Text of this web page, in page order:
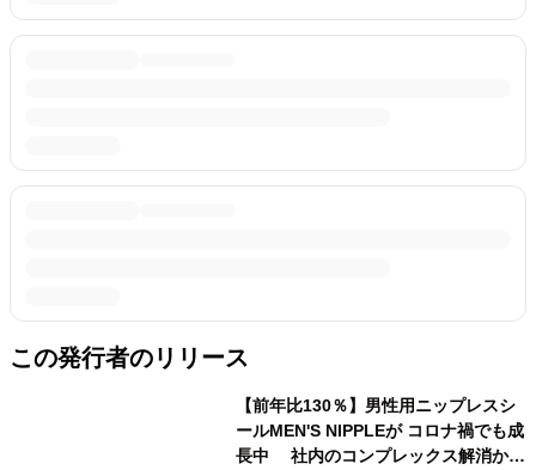
この発行者のリリース
【前年比130％】男性用ニップレスシ
ールMEN'S NIPPLEが コロナ禍でも成
長中 社内のコンプレックス解消から